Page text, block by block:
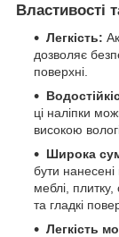
Властивості
Легкість:
дозволяє
поверхні.
ці наліпки
високою
Широка
бути нанесені
меблі, плитку,
та гладкі
Легкість